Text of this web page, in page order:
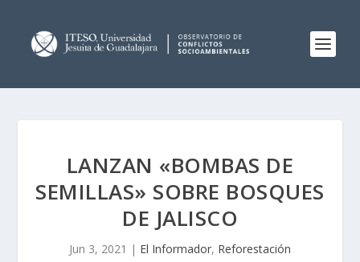
LANZAN «BOMBAS DE
SEMILLAS» SOBRE BOSQUES
DE JALISCO
Jun 3, 2021 | El Informador, Reforestación